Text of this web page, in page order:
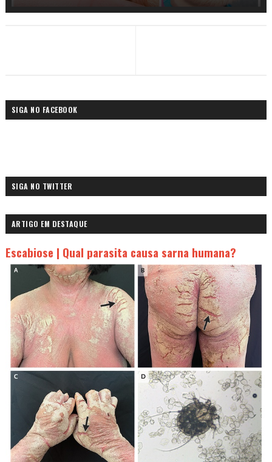
SIGA NO FACEBOOK
SIGA NO TWITTER
ARTIGO EM DESTAQUE
Escabiose | Qual parasita causa sarna humana?